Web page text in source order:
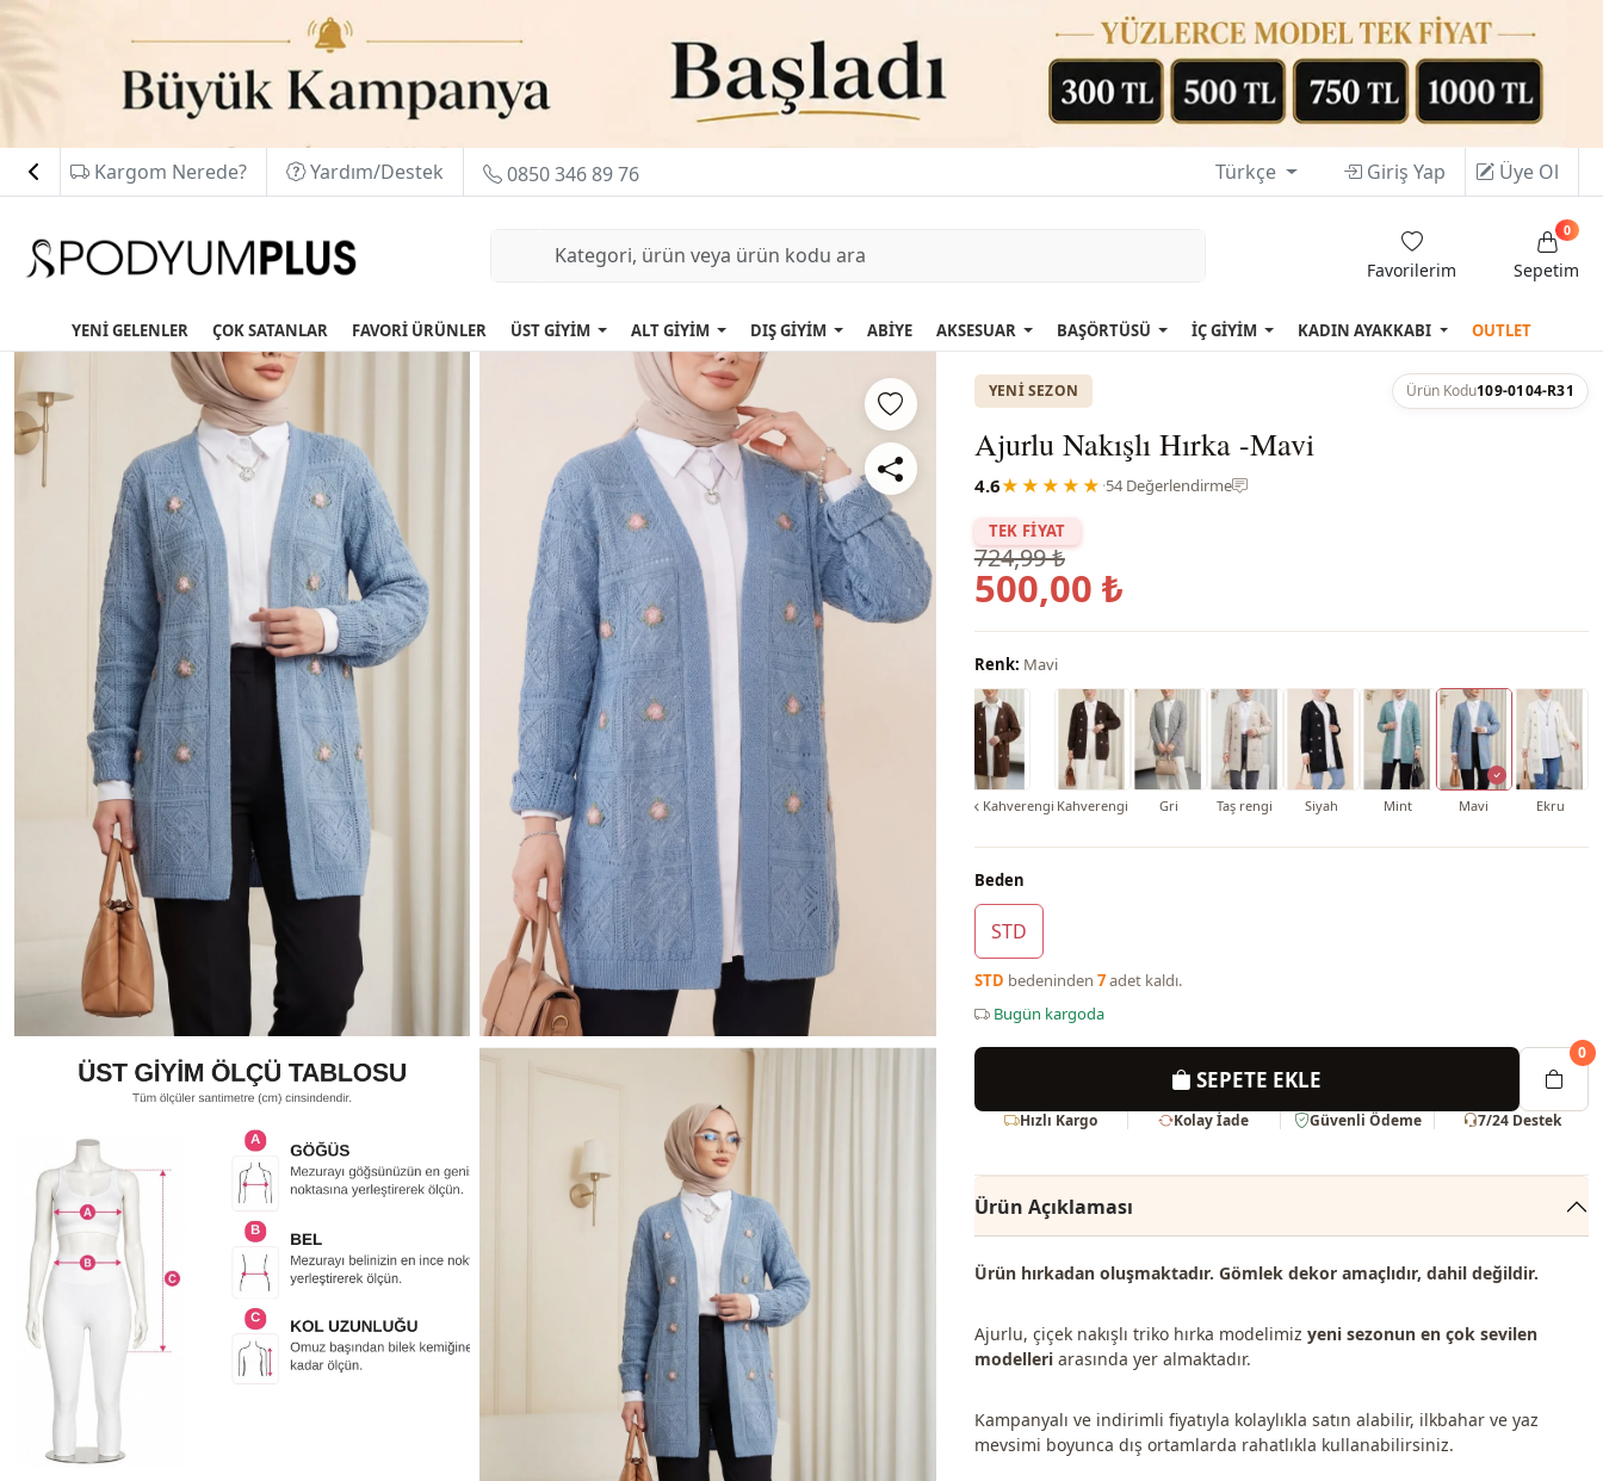
Kargom Nerede? Yardım/Destek 0850 346 89 76 Türkçe Giriş Yap Üye Ol
Favorilerim Sepetim
0
YENİ GELENLER ÇOK SATANLAR FAVORİ ÜRÜNLER ÜST GİYİM ALT GİYİM DIŞ GİYİM ABİYE AKSESUAR BAŞÖRTÜSÜ İÇ GİYİM KADIN AYAKKABI OUTLET
YENI SEZON Ürün Kodu109-0104-R31
Ajurlu Nakışlı Hırka -Mavi
4.6★★★★★ ·54 Değerlendirme
TEK FİYAT
724,99 ₺
500,00 ₺
Renk: Mavi
Açık Kahverengi Kahverengi Gri Taş rengi Siyah Mint Mavi Ekru
Beden
STD
STD bedeninden 7adet kaldı.
Bugün kargoda
SEPETE EKLE
0
Hızlı Kargo Kolay İade Güvenli Ödeme 7/24 Destek
Ürün Açıklaması
Ürün hırkadan oluşmaktadır. Gömlek dekor amaçlıdır, dahil değildir.
Ajurlu, çiçek nakışlı triko hırka modelimiz yeni sezonun en çok sevilen
modelleriarasında yer almaktadır.
Kampanyalı ve indirimli fiyatıyla kolaylıkla satın alabilir, ilkbahar ve yaz
mevsimi boyunca dış ortamlarda rahatlıkla kullanabilirsiniz.